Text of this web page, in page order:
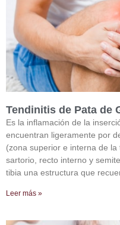
Tendinitis de Pata de
Es la inflamación de la
encuentran ligeramente por
(zona superior e interna de
sartorio, recto interno y
tibia una estructura que
Leer más »